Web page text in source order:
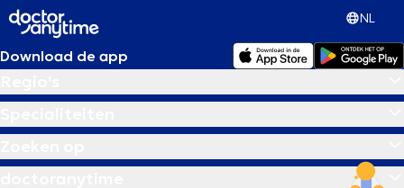
NL
Download de app